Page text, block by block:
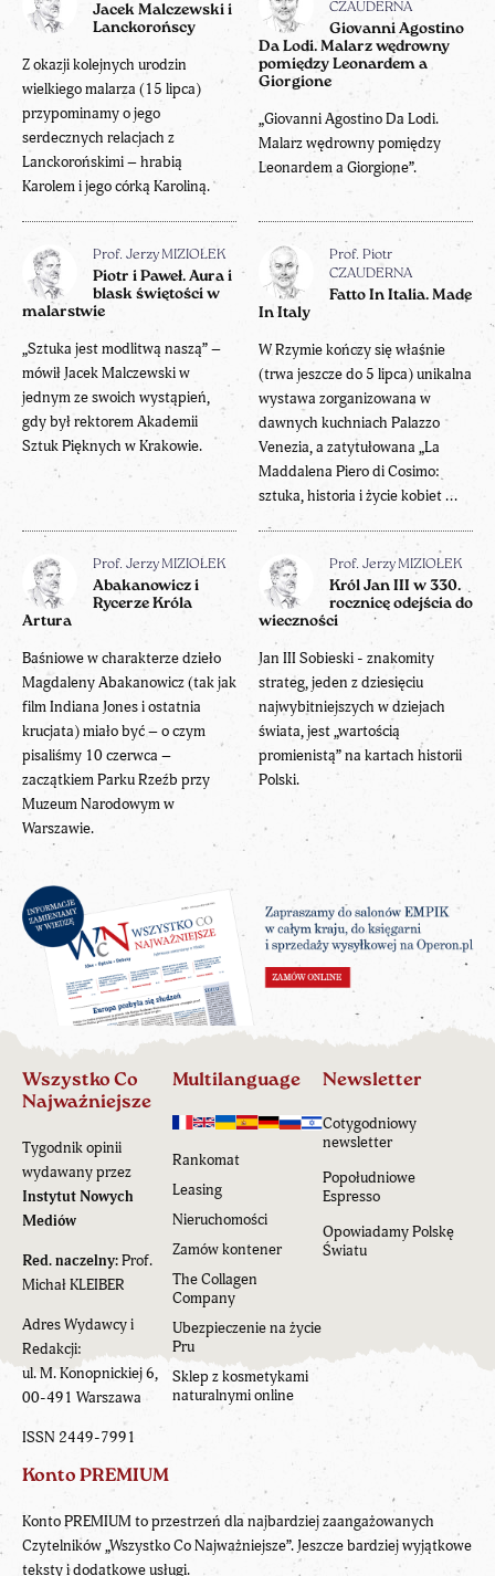
Jacek Malczewski i
Lanckorońscy
Z okazji kolejnych urodzin
wielkiego malarza (15 lipca)
przypominamy o jego
serdecznych relacjach z
Lanckorońskimi – hrabią
Karolem i jego córką Karoliną.
CZAUDERNA
Giovanni Agostino
Da Lodi. Malarz wędrowny
pomiędzy Leonardem a
Giorgione
„Giovanni Agostino Da Lodi.
Malarz wędrowny pomiędzy
Leonardem a Giorgione”.
Prof. Jerzy MIZIOŁEK
Piotr i Paweł. Aura i
blask świętości w
malarstwie
„Sztuka jest modlitwą naszą” –
mówił Jacek Malczewski w
jednym ze swoich wystąpień,
gdy był rektorem Akademii
Sztuk Pięknych w Krakowie.
Prof. Piotr
CZAUDERNA
Fatto In Italia. Made
In Italy
W Rzymie kończy się właśnie
(trwa jeszcze do 5 lipca) unikalna
wystawa zorganizowana w
dawnych kuchniach Palazzo
Venezia, a zatytułowana „La
Maddalena Piero di Cosimo:
sztuka, historia i życie kobiet ...
Prof. Jerzy MIZIOŁEK
Abakanowicz i
Rycerze Króla
Artura
Baśniowe w charakterze dzieło
Magdaleny Abakanowicz (tak jak
film Indiana Jones i ostatnia
krucjata) miało być – o czym
pisaliśmy 10 czerwca –
zaczątkiem Parku Rzeźb przy
Muzeum Narodowym w
Warszawie.
Prof. Jerzy MIZIOŁEK
Król Jan III w 330.
rocznicę odejścia do
wieczności
Jan III Sobieski - znakomity
strateg, jeden z dziesięciu
najwybitniejszych w dziejach
świata, jest „wartością
promienistą” na kartach historii
Polski.
Wszystko Co
Najważniejsze
Tygodnik opinii
wydawany przez
Instytut Nowych
Mediów
Red. naczelny:Prof.
Michał KLEIBER
Adres Wydawcy i
Redakcji:
ul. M. Konopnickiej 6,
00-491 Warszawa
ISSN 2449-7991
Multilanguage
Rankomat
Leasing
Nieruchomości
Zamów kontener
The Collagen
Company
Ubezpieczenie na życie
Pru
Sklep z kosmetykami
naturalnymi online
Newsletter
Cotygodniowy
newsletter
Popołudniowe
Espresso
Opowiadamy Polskę
Światu
Konto PREMIUM
Konto PREMIUM to przestrzeń dla najbardziej zaangażowanych
Czytelników „Wszystko Co Najważniejsze”. Jeszcze bardziej wyjątkowe
teksty i dodatkowe usługi.